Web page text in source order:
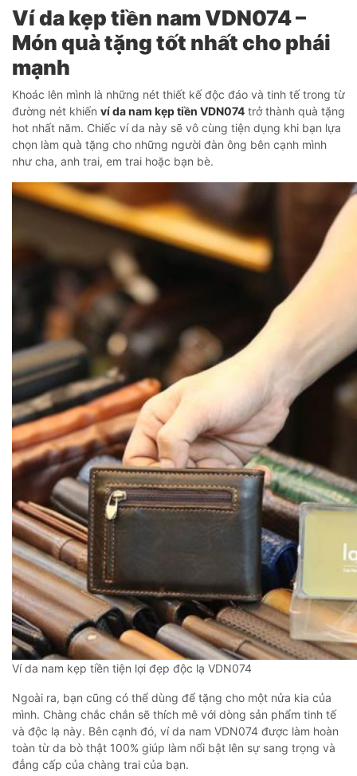
Ví da kẹp tiền nam VDN074 –
Món quà tặng tốt nhất cho phái
mạnh
Khoác lên mình là những nét thiết kế độc đáo và tinh tế trong từ
đường nét khiến ví da nam kẹp tiền VDN074 trở thành quà tặng
hot nhất năm. Chiếc ví da này sẽ vô cùng tiện dụng khi bạn lựa
chọn làm quà tặng cho những người đàn ông bên cạnh mình
như cha, anh trai, em trai hoặc bạn bè.
Ví da nam kẹp tiền tiện lợi đẹp độc lạ VDN074
Ngoài ra, bạn cũng có thể dùng để tặng cho một nửa kia của
mình. Chàng chắc chắn sẽ thích mê với dòng sản phẩm tinh tế
và độc lạ này. Bên cạnh đó, ví da nam VDN074 được làm hoàn
toàn từ da bò thật 100% giúp làm nổi bật lên sự sang trọng và
đẳng cấp của chàng trai của bạn.